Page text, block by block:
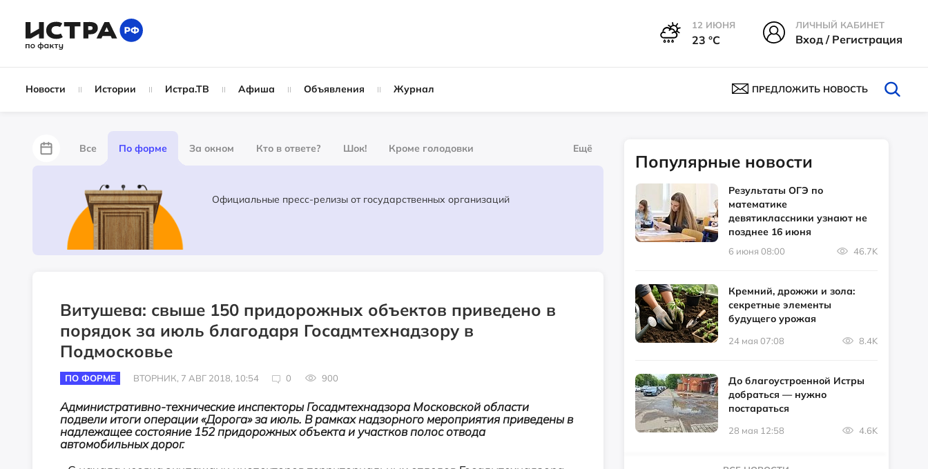
12 ИЮНЯ
23 °С
ЛИЧНЫЙ КАБИНЕТ
Вход / Регистрация
Новости Истории Истра.ТВ Афиша Объявления Журнал ПРЕДЛОЖИТЬ НОВОСТЬ
Все По форме За окном Кто в ответе? Шок! Кроме голодовки
Лайфхаки За забором
Партнёрский материал
Ещё
Официальные пресс-релизы от государственных организаций
Витушева: свыше 150 придорожных объектов приведено в
порядок за июль благодаря Госадмтехнадзору в
Подмосковье
ПО ФОРМЕ ВТОРНИК, 7 АВГ 2018, 10:54 0 900
Административно-технические инспекторы Госадмтехнадзора Московской области
подвели итоги операции «Дорога» за июль. В рамках надзорного мероприятия приведены в
надлежащее состояние 152 придорожных объекта и участков полос отвода
автомобильных дорог.
Популярные новости
Результаты ОГЭ по
математике
девятиклассники узнают не
позднее 16 июня
6 июня 08:00 46.7K
Кремний, дрожжи и зола:
секретные элементы
будущего урожая
24 мая 07:08 8.4K
До благоустроенной Истры
добраться — нужно
постараться
28 мая 12:58 4.6K